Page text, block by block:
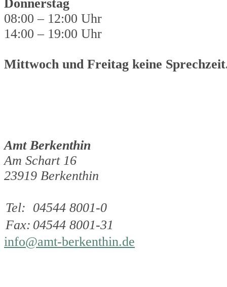
Donnerstag
08:00 – 12:00 Uhr
14:00 – 19:00 Uhr
Mittwoch und Freitag keine
Amt Berkenthin
Am Schart 16
23919 Berkenthin
Tel: 04544 8001-0
Fax: 04544 8001-31
info@amt-berkenthin.de